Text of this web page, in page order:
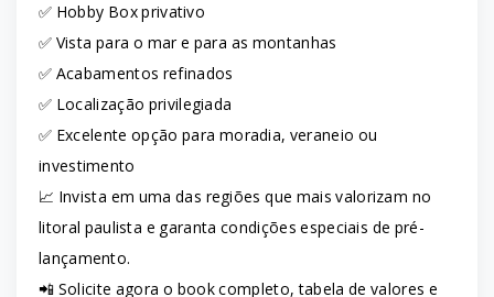
✅ Hobby Box privativo
✅ Vista para o mar e para as montanhas
✅ Acabamentos refinados
✅ Localização privilegiada
✅ Excelente opção para moradia, veraneio ou
investimento
📈 Invista em uma das regiões que mais valorizam no
litoral paulista e garanta condições especiais de pré-
lançamento.
📲 Solicite agora o book completo, tabela de valores e